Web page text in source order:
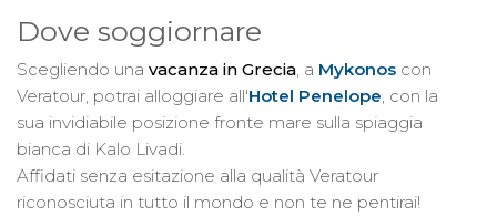
Dove soggiornare
Scegliendo una vacanza in Grecia , a Mykonos con
Veratour, potrai alloggiare all'Hotel Penelope , con la
sua invidiabile posizione fronte mare sulla spiaggia
bianca di Kalo Livadi.
Affidati senza esitazione alla qualità Veratour
riconosciuta in tutto il mondo e non te ne pentirai!